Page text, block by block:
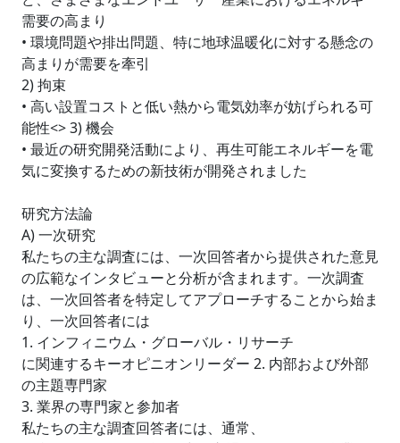
需要の高まり
• 環境問題や排出問題、特に地球温暖化に対する懸念の
高まりが需要を牽引
2) 拘束
• 高い設置コストと低い熱から電気効率が妨げられる可
能性<> 3) 機会
• 最近の研究開発活動により、再生可能エネルギーを電
気に変換するための新技術が開発されました
研究方法論
A) 一次研究
私たちの主な調査には、一次回答者から提供された意見
の広範なインタビューと分析が含まれます。一次調査
は、一次回答者を特定してアプローチすることから始ま
り、一次回答者には
1. インフィニウム・グローバル・リサーチ
に関連するキーオピニオンリーダー 2. 内部および外部
の主題専門家
3. 業界の専門家と参加者
私たちの主な調査回答者には、通常、